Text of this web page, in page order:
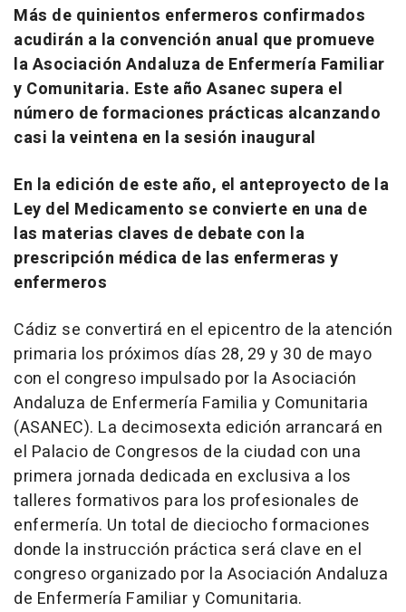
Más de quinientos enfermeros confirmados
acudirán a la convención anual que promueve
la Asociación Andaluza de Enfermería Familiar
y Comunitaria. Este año Asanec supera el
número de formaciones prácticas alcanzando
casi la veintena en la sesión inaugural
En la edición de este año, el anteproyecto de la
Ley del Medicamento se convierte en una de
las materias claves de debate con la
prescripción médica de las enfermeras y
enfermeros
Cádiz se convertirá en el epicentro de la atención
primaria los próximos días 28, 29 y 30 de mayo
con el congreso impulsado por la Asociación
Andaluza de Enfermería Familia y Comunitaria
(ASANEC). La decimosexta edición arrancará en
el Palacio de Congresos de la ciudad con una
primera jornada dedicada en exclusiva a los
talleres formativos para los profesionales de
enfermería. Un total de dieciocho formaciones
donde la instrucción práctica será clave en el
congreso organizado por la Asociación Andaluza
de Enfermería Familiar y Comunitaria.